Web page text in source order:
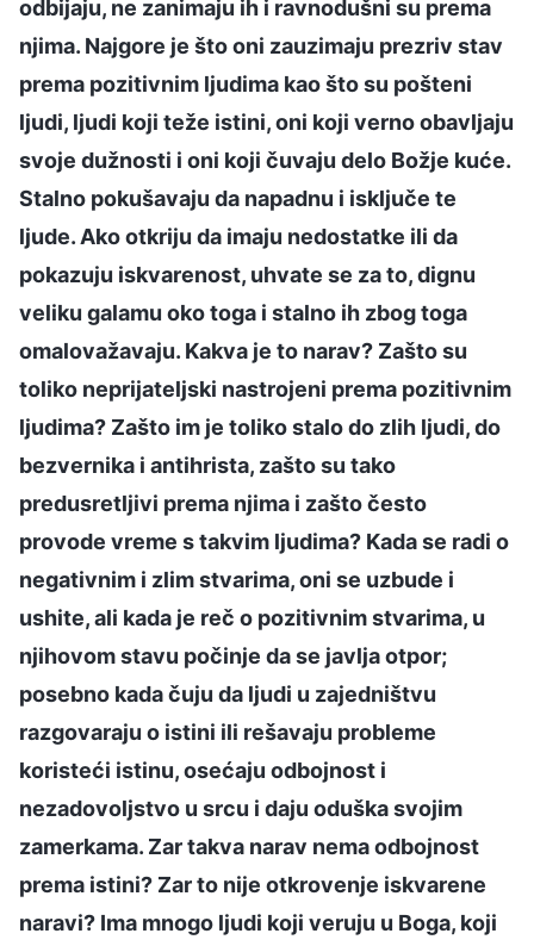
odbijaju, ne zanimaju ih i ravnodušni su prema
njima. Najgore je što oni zauzimaju prezriv stav
prema pozitivnim ljudima kao što su pošteni
ljudi, ljudi koji teže istini, oni koji verno obavljaju
svoje dužnosti i oni koji čuvaju delo Božje kuće.
Stalno pokušavaju da napadnu i isključe te
ljude. Ako otkriju da imaju nedostatke ili da
pokazuju iskvarenost, uhvate se za to, dignu
veliku galamu oko toga i stalno ih zbog toga
omalovažavaju. Kakva je to narav? Zašto su
toliko neprijateljski nastrojeni prema pozitivnim
ljudima? Zašto im je toliko stalo do zlih ljudi, do
bezvernika i antihrista, zašto su tako
predusretljivi prema njima i zašto često
provode vreme s takvim ljudima? Kada se radi o
negativnim i zlim stvarima, oni se uzbude i
ushite, ali kada je reč o pozitivnim stvarima, u
njihovom stavu počinje da se javlja otpor;
posebno kada čuju da ljudi u zajedništvu
razgovaraju o istini ili rešavaju probleme
koristeći istinu, osećaju odbojnost i
nezadovoljstvo u srcu i daju oduška svojim
zamerkama. Zar takva narav nema odbojnost
prema istini? Zar to nije otkrovenje iskvarene
naravi? Ima mnogo ljudi koji veruju u Boga, koji